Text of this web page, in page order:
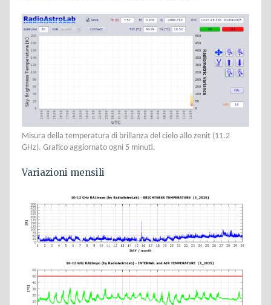
Misura della temperatura di brillanza del cielo allo zenit (11.2
GHz). Grafico aggiornato ogni 5 minuti.
Variazioni mensili